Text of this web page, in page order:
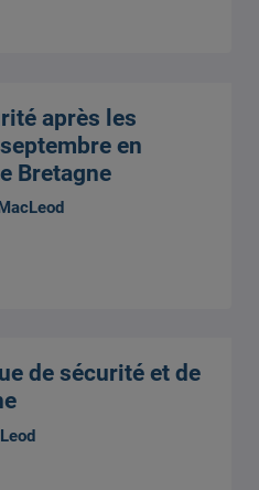
après les
en
Bretagne
de sécurité et de